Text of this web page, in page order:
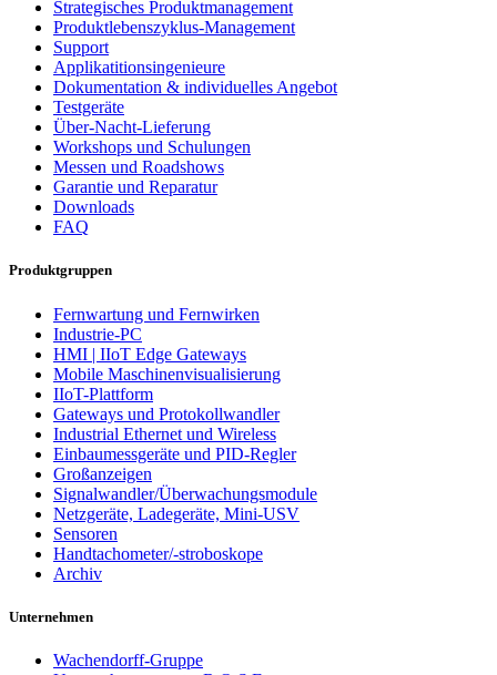
Strategisches Produktmanagement
Produktlebenszyklus-Management
Support
Applikatitionsingenieure
Dokumentation & individuelles Angebot
Testgeräte
Über-Nacht-Lieferung
Workshops und Schulungen
Messen und Roadshows
Garantie und Reparatur
Downloads
FAQ
Produktgruppen
Fernwartung und Fernwirken
Industrie-PC
HMI | IIoT Edge Gateways
Mobile Maschinenvisualisierung
IIoT-Plattform
Gateways und Protokollwandler
Industrial Ethernet und Wireless
Einbaumessgeräte und PID-Regler
Großanzeigen
Signalwandler/Überwachungsmodule
Netzgeräte, Ladegeräte, Mini-USV
Sensoren
Handtachometer/-stroboskope
Archiv
Unternehmen
Wachendorff-Gruppe